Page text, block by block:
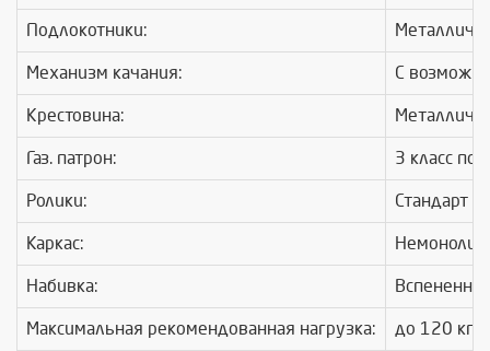
Подлокотники:
Механизм качания: С
Крестовина:
Газ. патрон: 3 класс по
Ролики: Стандарт
Каркас:
Набивка:
Максимальная рекомендованная нагрузка: до 120 кг